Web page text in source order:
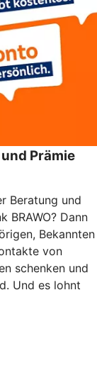
Prämie
Beratung und
BRAWO? Dann
Bekannten
von
schenken und
Und es lohnt